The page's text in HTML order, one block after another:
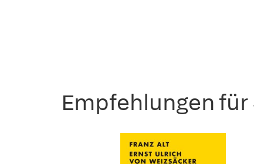
Empfehlungen für